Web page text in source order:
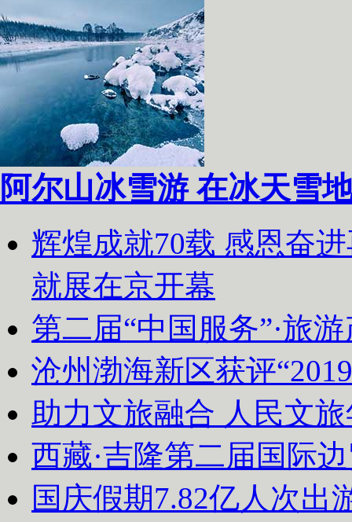
阿尔山冰雪游 在冰天雪
辉煌成就70载 感恩奋
就展在京开幕
第二届“中国服务”·旅
沧州渤海新区获评
助力文旅融合 人民文
西藏·吉隆第二届国际
国庆假期7.82亿人次出